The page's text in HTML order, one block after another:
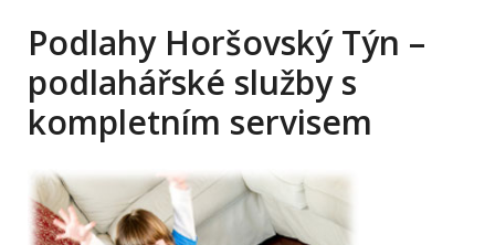
Podlahy Horšovský Týn –
podlahářské služby s
kompletním servisem